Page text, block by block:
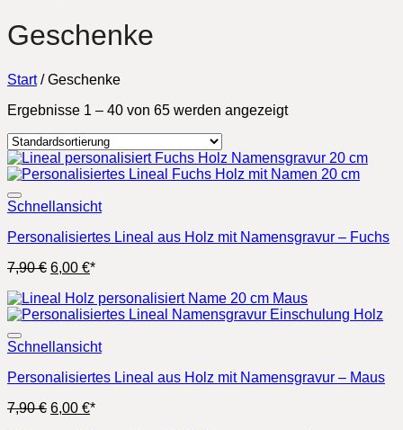
Geschenke
Start /Geschenke
Ergebnisse 1 – 40 von 65 werden angezeigt
Schnellansicht
Personalisiertes Lineal aus Holz mit Namensgravur – Fuchs
7,90€ Ursprünglicher
war:
7,90 €
6,00 €Aktueller
ist:
6,00 €.
*
Schnellansicht
Personalisiertes Lineal aus Holz mit Namensgravur – Maus
7,90€ Ursprünglicher
6,00 €Aktueller
*